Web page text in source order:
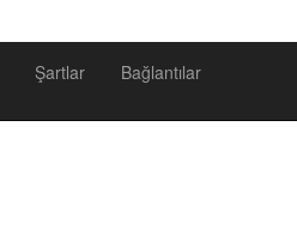
Şartlar Bağlantılar